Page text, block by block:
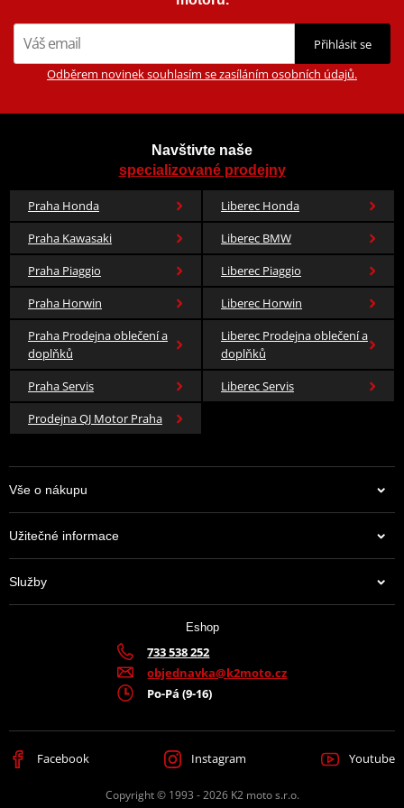
Přihlásit se
Odběrem novinek souhlasím se zasíláním osobních údajů.
Navštivte naše
specializované prodejny
Praha Honda
Liberec Honda
Praha Kawasaki
Liberec BMW
Praha Piaggio
Liberec Piaggio
Praha Horwin
Liberec Horwin
Praha Prodejna oblečení a
doplňků
Liberec Prodejna oblečení a
doplňků
Praha Servis
Liberec Servis
Prodejna QJ Motor Praha
Vše o nákupu
Užitečné informace
Služby
Eshop
733 538 252
objednavka@k2moto.cz
Po-Pá (9-16)
Facebook Instagram Youtube
Copyright © 1993 - 2026 K2 moto s.r.o.